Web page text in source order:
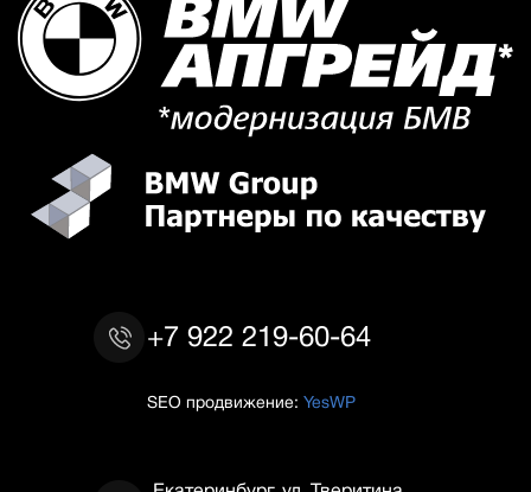
+7 922 219-60-64
SEO продвижение: YesWP